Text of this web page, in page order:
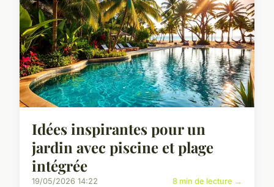
Idées inspirantes pour un
jardin avec piscine et plage
intégrée
19/05/2026 14:22 8 min de lecture →